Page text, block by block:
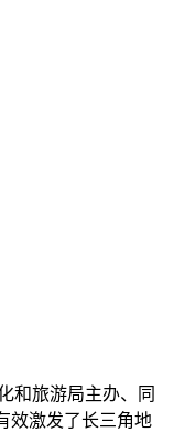
和旅游局主办、同
效激发了长三角地